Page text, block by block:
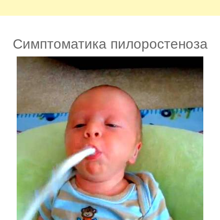
Симптоматика пилоростеноза